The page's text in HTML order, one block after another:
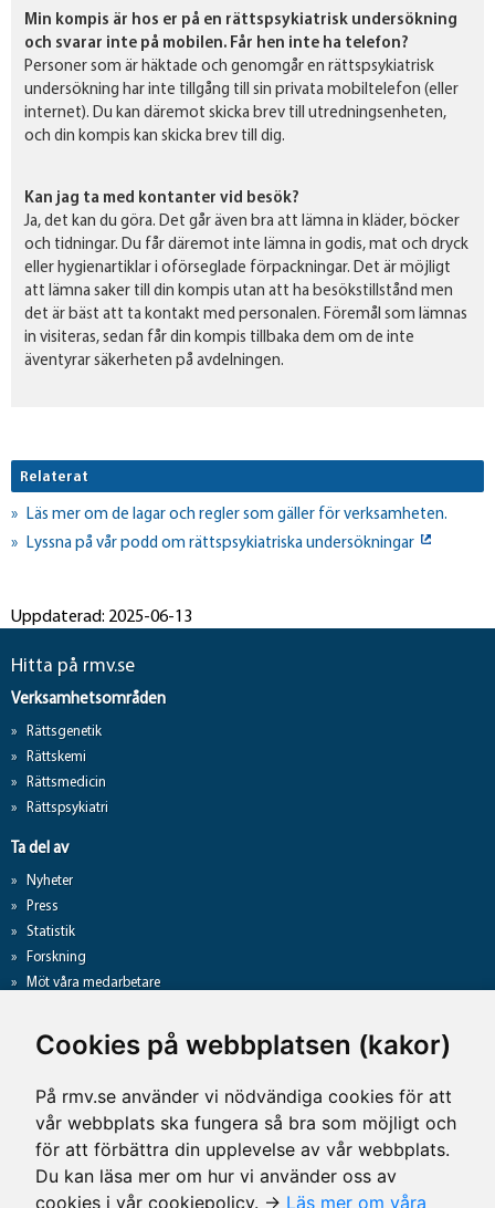
Cookies på webbplatsen (kakor)
På rmv.se använder vi nödvändiga cookies för att
vår webbplats ska fungera så bra som möjligt och
för att förbättra din upplevelse av vår webbplats.
Du kan läsa mer om hur vi använder oss av
cookies i vår cookiepolicy. → Läs mer om våra
Min kompis är hos er på en rättspsykiatrisk undersökning
och svarar inte på mobilen. Får hen inte ha telefon?
Personer som är häktade och genomgår en rättspsykiatrisk
undersökning har inte tillgång till sin privata mobiltelefon (eller
internet). Du kan däremot skicka brev till utredningsenheten,
och din kompis kan skicka brev till dig.
Kan jag ta med kontanter vid besök?
Ja, det kan du göra. Det går även bra att lämna in kläder, böcker
och tidningar. Du får däremot inte lämna in godis, mat och dryck
eller hygienartiklar i oförseglade förpackningar. Det är möjligt
att lämna saker till din kompis utan att ha besökstillstånd men
det är bäst att ta kontakt med personalen. Föremål som lämnas
in visiteras, sedan får din kompis tillbaka dem om de inte
äventyrar säkerheten på avdelningen.
Relaterat
Läs mer om de lagar och regler som gäller för verksamheten.
Lyssna på vår podd om rättspsykiatriska undersökningar
Uppdaterad: 2025-06-13
Hitta på rmv.se
Verksamhetsområden
Rättsgenetik
Rättskemi
Rättsmedicin
Rättspsykiatri
Ta del av
Nyheter
Press
Statistik
Forskning
Möt våra medarbetare
Analyslista
Lediga jobb
Tillgänglighet på rmv.se